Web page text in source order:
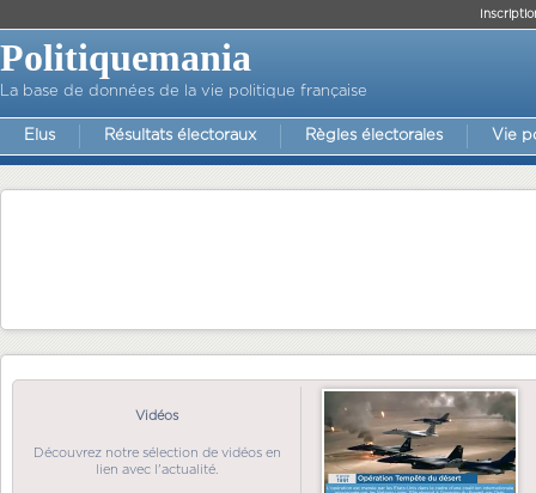
Politiquemania
La base de données de la vie politique française
Elus Résultats électoraux Règles électorales Vie
Vidéos
Découvrez notre sélection de vidéos en
lien avec l'actualité.